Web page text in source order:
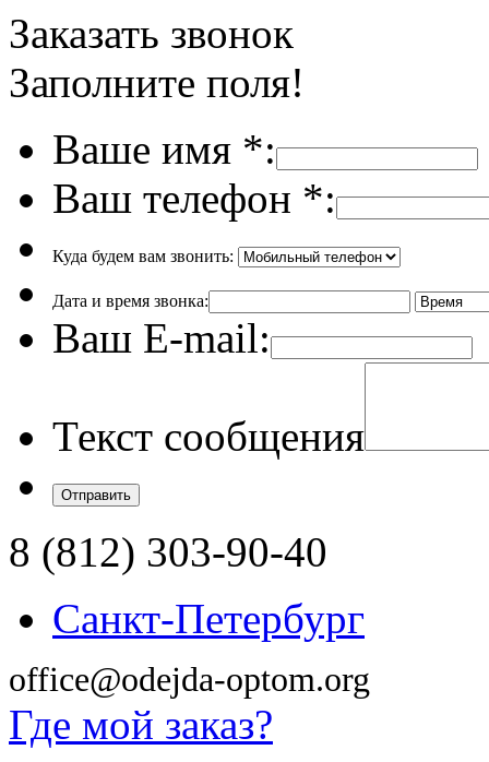
Заказать звонок
Заполните поля!
Ваше имя *:
Ваш телефон *:
Куда будем вам звонить:
Дата и время звонка:
Ваш E-mail:
Текст сообщения
8 (812) 303-90-40
Санкт-Петербург
office@odejda-optom.org
Где мой заказ?